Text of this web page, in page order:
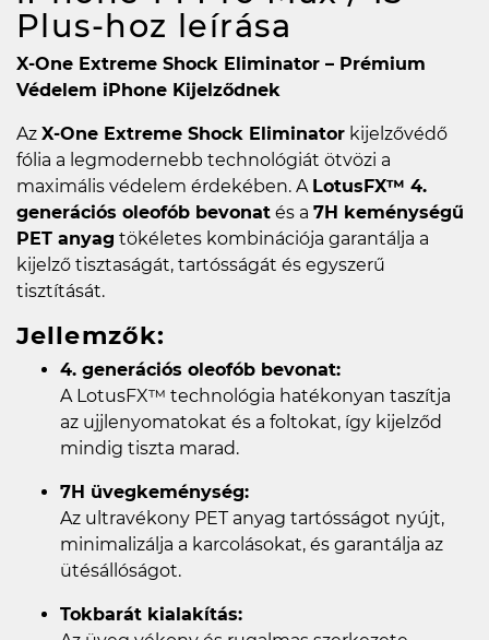
Plus-hoz leírása
X-One Extreme Shock Eliminator – Prémium
Védelem iPhone Kijelződnek
Az X-One Extreme Shock Eliminator kijelzővédő
fólia a legmodernebb technológiát ötvözi a
maximális védelem érdekében. A LotusFX™ 4.
generációs oleofób bevonat és a 7H keménységű
PET anyag tökéletes kombinációja garantálja a
kijelző tisztaságát, tartósságát és egyszerű
tisztítását.
Jellemzők:
4. generációs oleofób bevonat:
A LotusFX™ technológia hatékonyan taszítja
az ujjlenyomatokat és a foltokat, így kijelződ
mindig tiszta marad.
7H üvegkeménység:
Az ultravékony PET anyag tartósságot nyújt,
minimalizálja a karcolásokat, és garantálja az
ütésállóságot.
Tokbarát kialakítás: